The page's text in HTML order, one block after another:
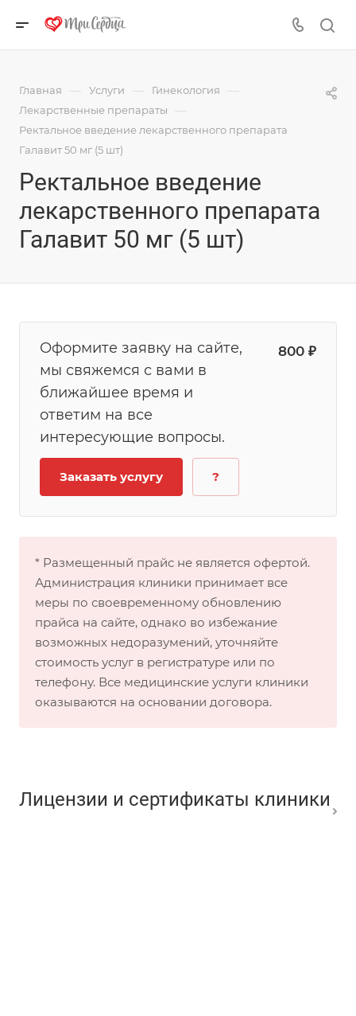
Главная — Услуги — Гинекология —
Лекарственные препараты —
Ректальное введение лекарственного препарата
Галавит 50 мг (5 шт)
Ректальное введение
лекарственного препарата
Галавит 50 мг (5 шт)
Оформите заявку на сайте,
мы свяжемся с вами в
ближайшее время и
ответим на все
интересующие вопросы.
800 ₽
Заказать услугу ?
* Размещенный прайс не является офертой.
Администрация клиники принимает все
меры по своевременному обновлению
прайса на сайте, однако во избежание
возможных недоразумений, уточняйте
стоимость услуг в регистратуре или по
телефону. Все медицинские услуги клиники
оказываются на основании договора.
Лицензии и сертификаты клиники